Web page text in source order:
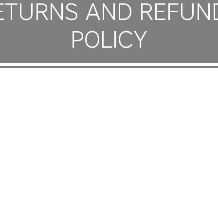
AND
POLICY